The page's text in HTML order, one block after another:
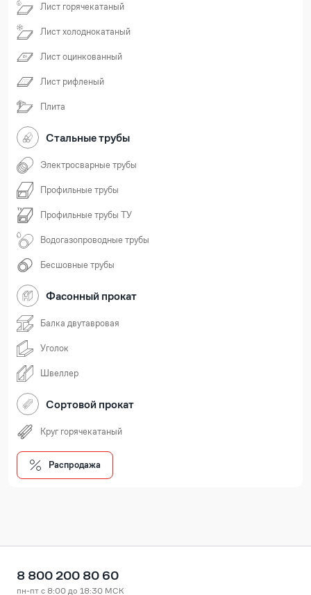
Лист горячекатаный
Лист холоднокатаный
Лист оцинкованный
Лист рифленый
Плита
Стальные трубы
Электросварные трубы
Профильные трубы
Профильные трубы ТУ
Водогазопроводные трубы
Бесшовные трубы
Фасонный прокат
Балка двутавровая
Уголок
Швеллер
Сортовой прокат
Круг горячекатаный
Распродажа
8 800 200 80 60
пн-пт с 8:00 до 18:30 МСК